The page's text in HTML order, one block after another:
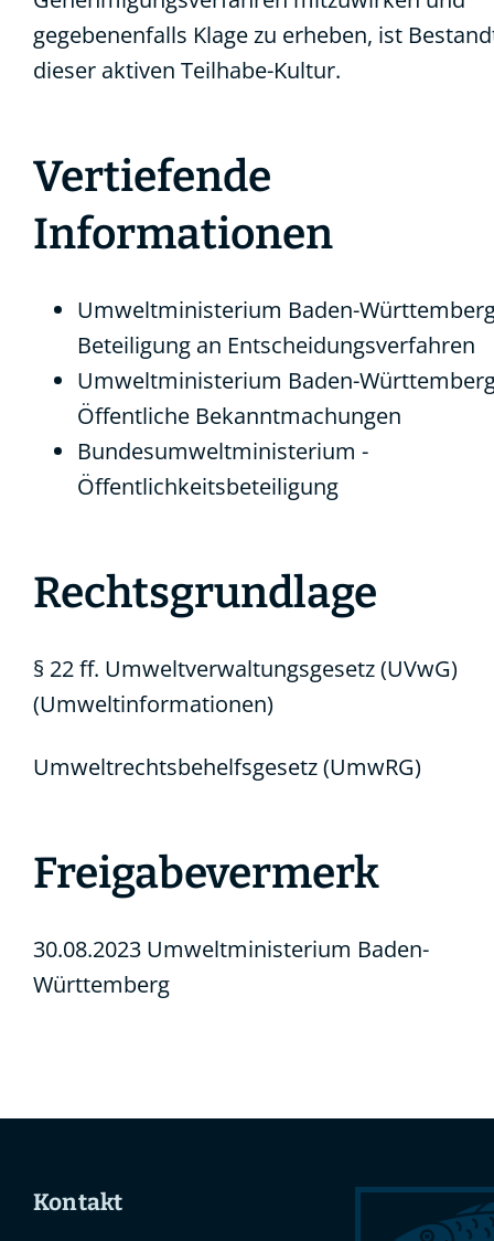
gegebenenfalls Klage zu erheben, ist
dieser aktiven Teilhabe-Kultur.
Vertiefende
Informationen
Umweltministerium Baden-
Beteiligung an Entscheidungsverfahren
Umweltministerium Baden-
Öffentliche Bekanntmachungen
Bundesumweltministerium -
Öffentlichkeitsbeteiligung
Rechtsgrundlage
§ 22 ff. Umweltverwaltungsgesetz (UVwG)
(Umweltinformationen)
Umweltrechtsbehelfsgesetz (UmwRG)
Freigabevermerk
30.08.2023 Umweltministerium Baden-
Württemberg
Kontakt